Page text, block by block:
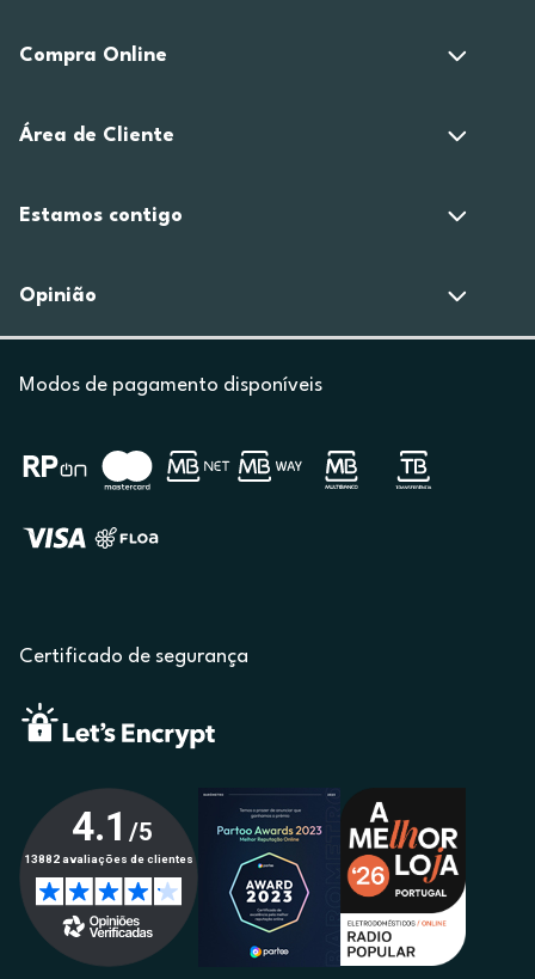
Compra Online
Área de Cliente
Estamos contigo
Opinião
Modos de pagamento disponíveis
Certificado de segurança